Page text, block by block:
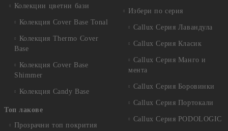
Колекции цветни бази
Колекция Cover Base Tonal
Колекция Thermo Cover
Base
Колекция Cover Base
Shimmer
Колекция Candy Base
Топ лакове
Прозрачни топ покрития
Избери по серия
Callux Серия Лавандула
Callux Серия Класик
Callux Серия Манго и
мента
Callux Серия Боровинки
Callux Серия Портокали
Callux Серия PODOLOGIC